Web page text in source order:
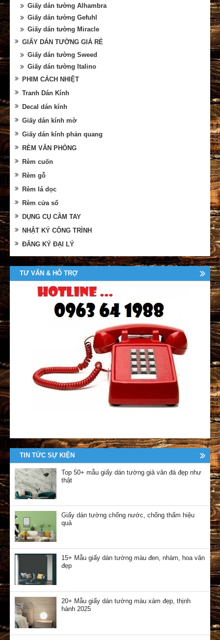
Giấy dán tường Alhambra
Giấy dán tường Gefuhl
Giấy dán tường Miracle
GIẤY DÁN TƯỜNG GIÁ RẺ
Giấy dán tường Sweed
Giấy dán tường Italino
PHIM CÁCH NHIỆT
Tranh Dán Kính
Decal dán kính
Giấy dán kính mờ
Giấy dán kính phản quang
RÈM VĂN PHÒNG
Rèm cuốn
Rèm gỗ
Rèm lá dọc
Rèm cửa sổ
DỤNG CỤ CẦM TAY
NHẬT KÝ CÔNG TRÌNH
ĐĂNG KÝ ĐẠI LÝ
TƯ VẤN & HỖ TRỢ
TIN TỨC SỰ KIỆN
Top 50+ mẫu giấy dán tường giả vân đá đẹp như
thật
Giấy dán tường chống nước, chống thấm hiệu
quả
15+ Mẫu giấy dán tường màu đen, nhám, hoa văn
đẹp
20+ Mẫu giấy dán tường màu xám đẹp, thịnh
hành 2025